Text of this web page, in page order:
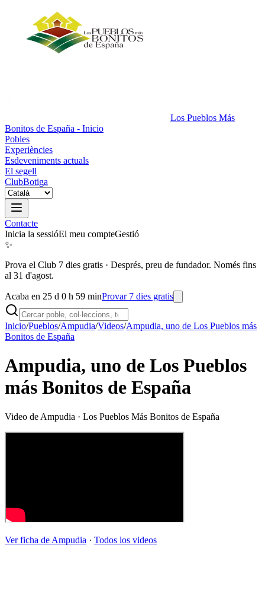
Los Pueblos Más
Bonitos de España - Inicio
Pobles
Experiències
Esdeveniments actuals
El segell
ClubBotiga
Contacte
Inicia la sessióEl meu compteGestió
✨
Prova el Club 7 dies gratis · Després, preu de fundador. Només fins
al 31 d'agost.
Acaba en 25 d 0 h 59 minProvar 7 dies gratis
Inicio/Pueblos/Ampudia/Videos/Ampudia, uno de Los Pueblos más
Bonitos de España
Ampudia, uno de Los Pueblos
más Bonitos de España
Video de Ampudia · Los Pueblos Más Bonitos de España
Ver ficha de Ampudia · Todos los videos